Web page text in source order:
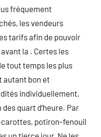
fréquement
les vendeurs
tarifs afin de pouvoir
la . Certes les
tout temps les plus
autant bon et
individuellement,
quart d’heure. Par
potiron-fenouil